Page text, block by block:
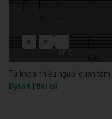
00:01
Từ khóa nhiều người quan tâm:
Dyson
tivi cũ